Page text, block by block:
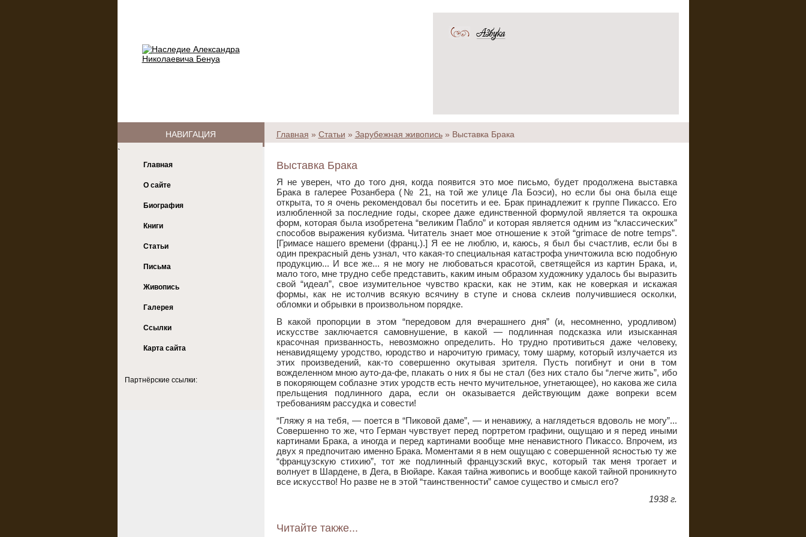
НАВИГАЦИЯ Главная » Статьи » Зарубежная живопись» Выставка Брака
`
Выставка Брака
Я не уверен, что до того дня, когда появится это мое письмо, будет продолжена выставка
Брака в галерее Розанбера (№ 21, на той же улице Ла Боэси), но если бы она была еще
открыта, то я очень рекомендовал бы посетить и ее. Брак принадлежит к группе Пикассо. Его
излюбленной за последние годы, скорее даже единственной формулой является та окрошка
форм, которая была изобретена “великим Пабло” и которая является одним из “классических”
способов выражения кубизма. Читатель знает мое отношение к этой “grimace de notre temps”.
[Гримасе нашего времени (франц.).] Я ее не люблю, и, каюсь, я был бы счастлив, если бы в
один прекрасный день узнал, что какая-то специальная катастрофа уничтожила всю подобную
продукцию... И все же... я не могу не любоваться красотой, светящейся из картин Брака, и,
мало того, мне трудно себе представить, каким иным образом художнику удалось бы выразить
свой “идеал”, свое изумительное чувство краски, как не этим, как не коверкая и искажая
формы, как не истолчив всякую всячину в ступе и снова склеив получившиеся осколки,
обломки и обрывки в произвольном порядке.
В какой пропорции в этом “передовом для вчерашнего дня” (и, несомненно, уродливом)
искусстве заключается самовнушение, в какой — подлинная подсказка или изысканная
красочная призванность, невозможно определить. Но трудно противиться даже человеку,
ненавидящему уродство, юродство и нарочитую гримасу, тому шарму, который излучается из
этих произведений, как-то совершенно окутывая зрителя. Пусть погибнут и они в том
вожделенном мною ауто-да-фе, плакать о них я бы не стал (без них стало бы “легче жить”, ибо
в покоряющем соблазне этих уродств есть нечто мучительное, угнетающее), но какова же сила
прельщения подлинного дара, если он оказывается действующим даже вопреки всем
требованиям рассудка и совести!
“Гляжу я на тебя, — поется в “Пиковой даме”, — и ненавижу, а наглядеться вдоволь не могу”...
Совершенно то же, что Герман чувствует перед портретом графини, ощущаю и я перед иными
картинами Брака, а иногда и перед картинами вообще мне ненавистного Пикассо. Впрочем, из
двух я предпочитаю именно Брака. Моментами я в нем ощущаю с совершенной ясностью ту же
“французскую стихию”, тот же подлинный французский вкус, который так меня трогает и
волнует в Шардене, в Дега, в Вюйаре. Какая тайна живопись и вообще какой тайной проникнуто
все искусство! Но разве не в этой “таинственности” самое существо и смысл его?
1938 г.
Читайте также...
Главная
О сайте
Биография
Книги
Статьи
Письма
Живопись
Галерея
Ссылки
Карта сайта
Партнёрские ссылки: